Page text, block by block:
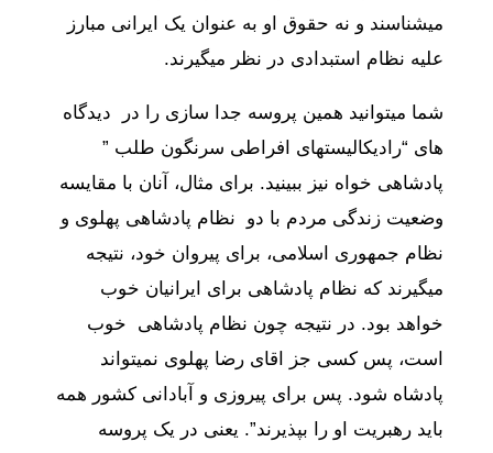
میشناسند و نه حقوق او به عنوان یک ایرانی مبارز
علیه نظام استبدادی در نظر میگیرند.
شما میتوانید همین پروسه جدا سازی را در دیدگاه
های “رادیکالیستهای افراطی سرنگون طلب ”
پادشاهی خواه نیز ببینید. برای مثال، آنان با مقایسه
وضعیت زندگی مردم با دو نظام پادشاهی پهلوی و
نظام جمهوری اسلامی، برای پیروان خود، نتیجه
میگیرند که نظام پادشاهی برای ایرانیان خوب
خواهد بود. در نتیجه چون نظام پادشاهی خوب
است، پس کسی جز اقای رضا پهلوی نمیتواند
پادشاه شود. پس برای پیروزی و آبادانی کشور همه
باید رهبریت او را بپذیرند”. یعنی در یک پروسه